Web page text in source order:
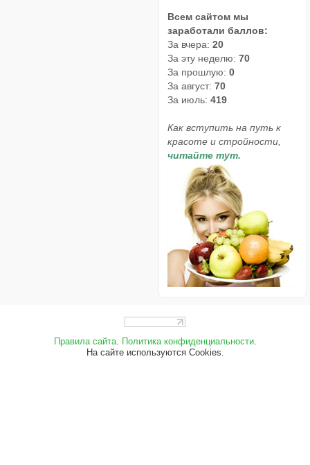
Всем сайтом мы
заработали баллов:
За вчера: 20
За эту неделю: 70
За прошлую: 0
За август: 70
За июль: 419
Как вступить на путь к
красоте и стройности,
читайте тут.
Правила сайта. Политика конфиденциальности.
На сайте используются Cookies.